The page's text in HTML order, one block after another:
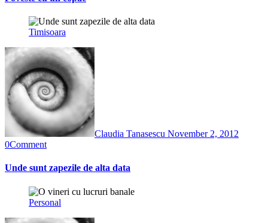
Timisoara
Claudia Tanasescu November 2, 2012
0Comment
Unde sunt zapezile de alta data
Personal